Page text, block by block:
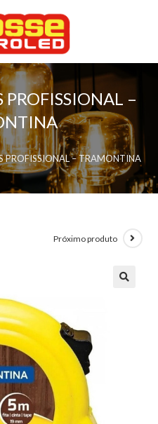
–
PROFISSIONAL – TRAMONTINA
Próximo produto